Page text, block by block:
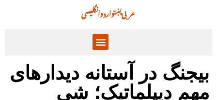
انگلیسیاردوپښتوعربی
بیجنگ در آستانه دیدارهای
مهم دیپلماتیک؛ شی